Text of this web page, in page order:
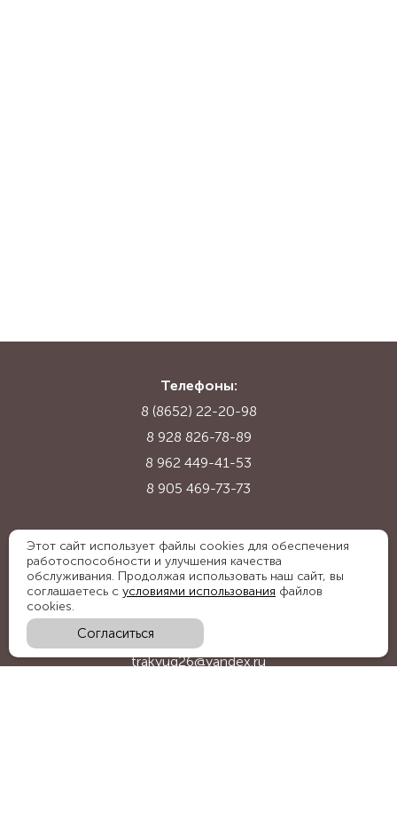
Телефоны:
8 (8652) 22-20-98
8 928 826-78-89
8 962 449-41-53
8 905 469-73-73
Адрес:
Ставропольский край, с. Надежда,
ул. Промышленная, 1Б
trakyug26@yandex.ru
Этот сайт использует файлы cookies для обеспечения
работоспособности и улучшения качества
обслуживания. Продолжая использовать наш сайт, вы
соглашаетесь с условиями использования файлов
cookies.
Согласиться